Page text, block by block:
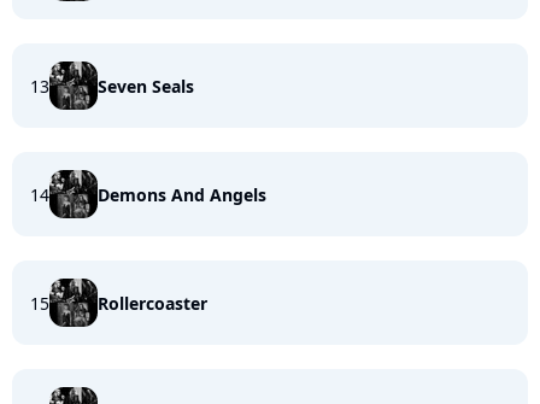
13 Seven Seals
14 Demons And Angels
15 Rollercoaster